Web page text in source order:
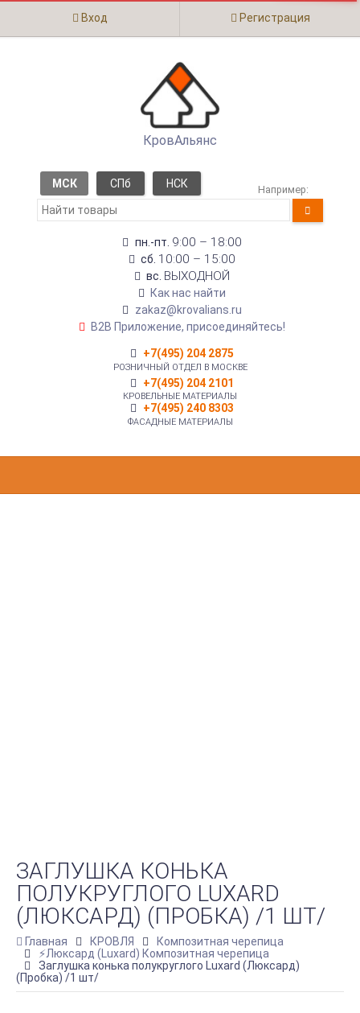
Вход Регистрация
КровАльянс
МСК СПб НСК Например:
пн.-пт. 9:00 – 18:00
сб. 10:00 – 15:00
вс. ВЫХОДНОЙ
Как нас найти
zakaz@krovalians.ru
B2B Приложение, присоединяйтесь!
+7(495) 204 2875
РОЗНИЧНЫЙ ОТДЕЛ В МОСКВЕ
+7(495) 204 2101
КРОВЕЛЬНЫЕ МАТЕРИАЛЫ
+7(495) 240 8303
ФАСАДНЫЕ МАТЕРИАЛЫ
ЗАГЛУШКА КОНЬКА
ПОЛУКРУГЛОГО LUXARD
(ЛЮКСАРД) (ПРОБКА) /1 ШТ/
Главная КРОВЛЯ
Композитная черепица
⚡Люксард (Luxard) Композитная черепица
Заглушка конька полукруглого Luxard (Люксард)
(Пробка) /1 шт/